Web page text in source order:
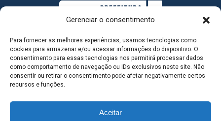
Gerenciar o consentimento
Para fornecer as melhores experiências, usamos tecnologias como
cookies para armazenar e/ou acessar informações do dispositivo. O
consentimento para essas tecnologias nos permitirá processar dados
como comportamento de navegação ou IDs exclusivos neste site. Não
consentir ou retirar o consentimento pode afetar negativamente certos
recursos e funções.
Aceitar
MAPA DO SITE